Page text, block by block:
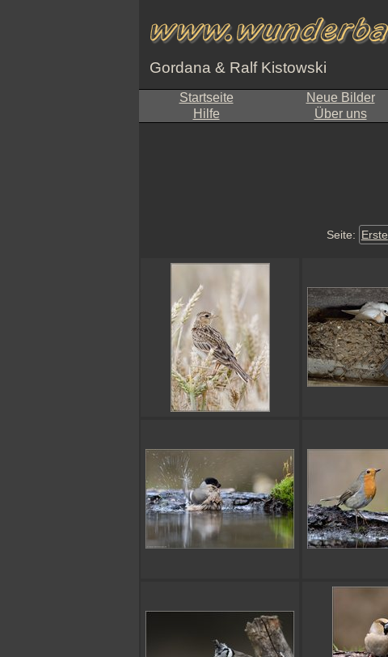
Gordana & Ralf Kistowski
Startseite Neue Bilder
Hilfe
Über uns
Seite: Erste